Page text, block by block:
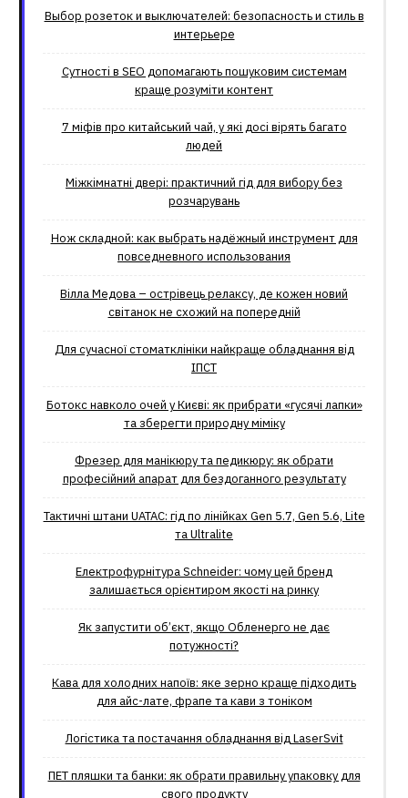
Выбор розеток и выключателей: безопасность и стиль в
интерьере
Сутності в SEO допомагають пошуковим системам
краще розуміти контент
7 міфів про китайський чай, у які досі вірять багато
людей
Міжкімнатні двері: практичний гід для вибору без
розчарувань
Нож складной: как выбрать надёжный инструмент для
повседневного использования
Вілла Медова – острівець релаксу, де кожен новий
світанок не схожий на попередній
Для сучасної стоматклініки найкраще обладнання від
ІПСТ
Ботокс навколо очей у Києві: як прибрати «гусячі лапки»
та зберегти природну міміку
Фрезер для манікюру та педикюру: як обрати
професійний апарат для бездоганного результату
Тактичні штани UATAC: гід по лінійках Gen 5.7, Gen 5.6, Lite
та Ultralite
Електрофурнітура Schneider: чому цей бренд
залишається орієнтиром якості на ринку
Як запустити об’єкт, якщо Обленерго не дає
потужності?
Кава для холодних напоїв: яке зерно краще підходить
для айс-лате, фрапе та кави з тоніком
Логістика та постачання обладнання від LaserSvit
ПЕТ пляшки та банки: як обрати правильну упаковку для
свого продукту